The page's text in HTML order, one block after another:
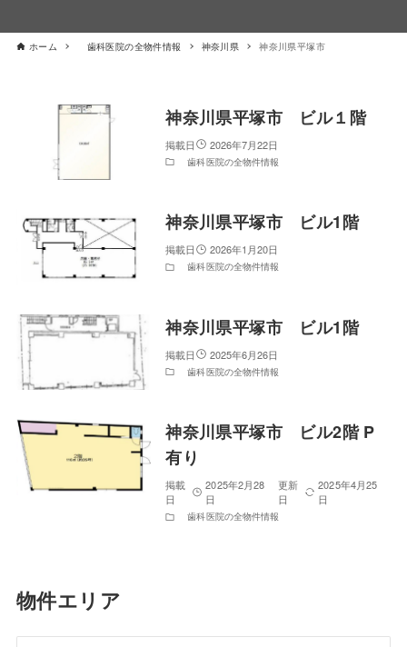
ホーム 歯科医院の全物件情報 神奈川県 神奈川県平塚市
神奈川県平塚市 ビル１階
2026年7月22日
歯科医院の全物件情報
神奈川県平塚市 ビル1階
2026年1月20日
歯科医院の全物件情報
神奈川県平塚市 ビル1階
2025年6月26日
歯科医院の全物件情報
神奈川県平塚市 ビル2階 P
有り
2025年2月28
日
2025年4月25
日
歯科医院の全物件情報
物件エリア